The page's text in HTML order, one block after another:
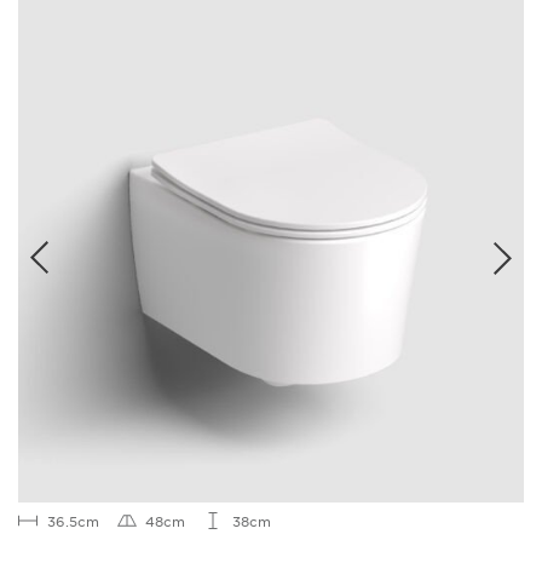
36.5cm 48cm 38cm